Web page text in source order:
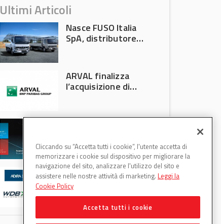
Ultimi Articoli
Nasce FUSO Italia
SpA, distributore
ARVAL finalizza
l’acquisizione di
Francoforte 2026
WDB Automotive
(Axitecnica) e Di.Pa.
Sport entrano in
ADIRA
Cliccando su “Accetta tutti i cookie”, l'utente accetta di
memorizzare i cookie sul dispositivo per migliorare la
navigazione del sito, analizzare l'utilizzo del sito e
assistere nelle nostre attività di marketing. Leggi la
Cookie Policy
Accetta tutti i cookie